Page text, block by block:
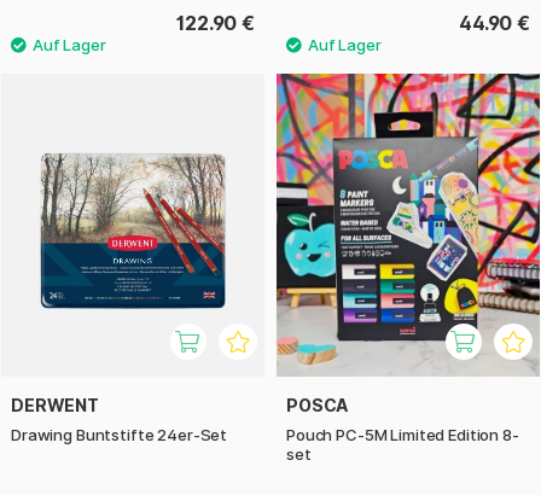
122.90 € 44.90 €
DERWENT
Drawing Buntstifte 24er-Set
POSCA
Pouch PC-5M Limited Edition 8-
set